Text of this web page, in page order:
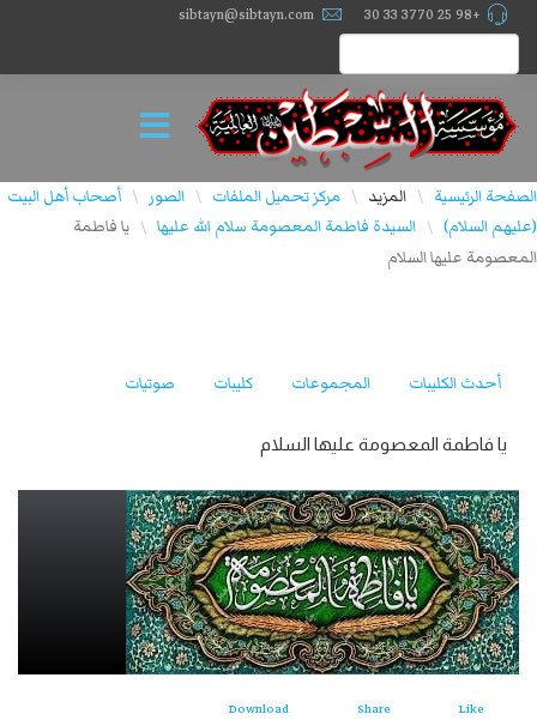
+98 25 3770 33 30
sibtayn@sibtayn.com
الصفحة الرئيسية \ المزيد \ مركز تحميل الملفات \ الصور \ أصحاب أهل البیت
(علیهم السلام) \ السيدة فاطمة المعصومة سلام الله عليها \ یا فاطمة
المعصومة علیها السلام
أحدث الكليبات المجموعات كليبات صوتيات
یا فاطمة المعصومة علیها السلام
Like
Share
Download